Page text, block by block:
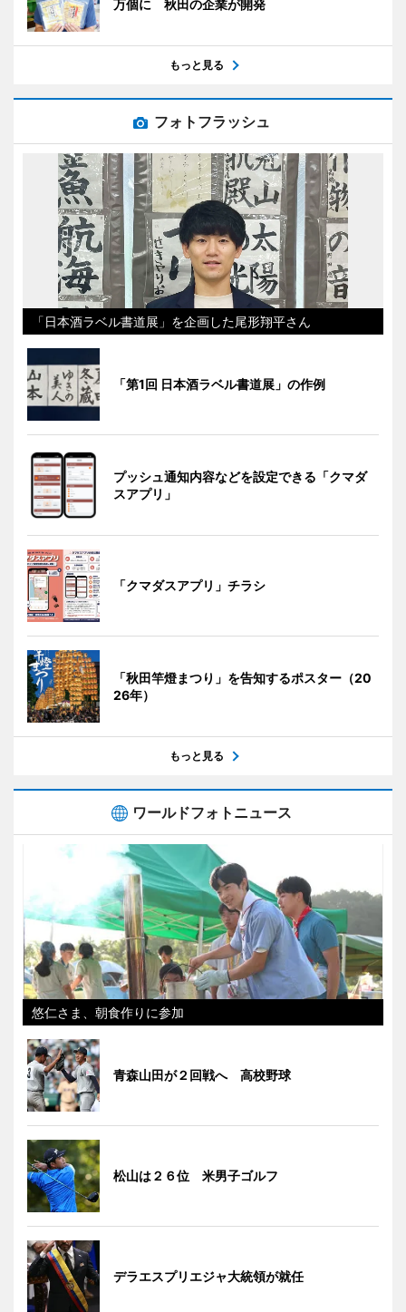
万個に 秋田の企業が開発
もっと見る
フォトフラッシュ
「日本酒ラベル書道展」を企画した尾形翔平さん
「第1回 日本酒ラベル書道展」の作例
プッシュ通知内容などを設定できる「クマダ
スアプリ」
「クマダスアプリ」チラシ
「秋田竿燈まつり」を告知するポスター（20
26年）
もっと見る
ワールドフォトニュース
悠仁さま、朝食作りに参加
青森山田が２回戦へ 高校野球
松山は２６位 米男子ゴルフ
デラエスプリエジャ大統領が就任